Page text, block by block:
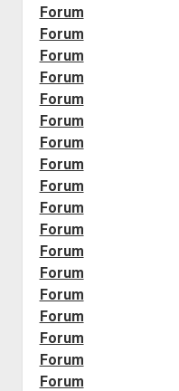
Forum
Forum
Forum
Forum
Forum
Forum
Forum
Forum
Forum
Forum
Forum
Forum
Forum
Forum
Forum
Forum
Forum
Forum